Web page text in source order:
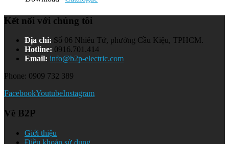
Kết nối với chúng tôi
Địa chỉ: Số 06 Nhiêu Tứ, phường Cầu Kiệu, TPHCM.
Hotline: 0916.701.414
Email: info@b2p-electric.com
Phone: 0909 732 389
FacebookYoutubeInstagram
Về B2P
Giới thiệu
Điều khoản sử dụng